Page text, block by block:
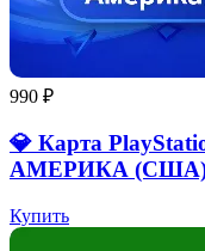
990 ₽
💎 Карта
АМЕРИКА
Купить